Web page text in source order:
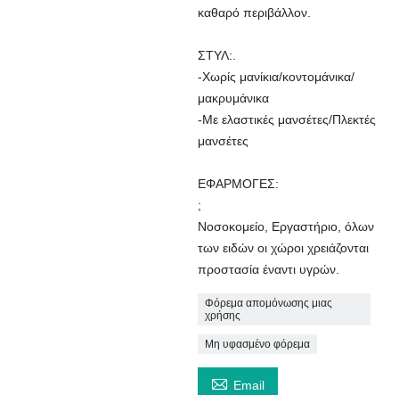
καθαρό περιβάλλον.
ΣΤΥΛ:.
-Χωρίς μανίκια/κοντομάνικα/
μακρυμάνικα
-Με ελαστικές μανσέτες/Πλεκτές
μανσέτες
ΕΦΑΡΜΟΓΕΣ:
;
Νοσοκομείο, Εργαστήριο, όλων
των ειδών οι χώροι χρειάζονται
προστασία έναντι υγρών.
Φόρεμα απομόνωσης μιας
χρήσης
Μη υφασμένο φόρεμα
 Email